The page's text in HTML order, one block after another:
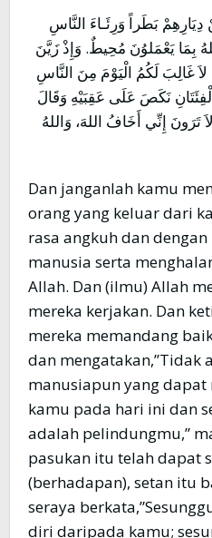
بَطَراً وَرِئَـاءَ النَّاسِ
بِمَا يَعْمَلوُنَ مُحِيطٌ. وَإِذْ زَيَّنَ
غَالِبَ لَكُمُ الْيَوْمَ مِنَ النَّاسِ
نَكَصَ عَلَى عَقِبَيْهِ وَقَالَ
تَرَونَ إِنِّي أَخَافُ اللهَ، وَاللهُ
Dan janganlah kamu
orang yang keluar dari
rasa angkuh dan
manusia serta
Allah. Dan (ilmu) Allah
mereka kerjakan. Dan
mereka memandang
dan mengatakan,”Tidak
manusiapun yang dapat
kamu pada hari ini dan
adalah pelindungmu,”
pasukan itu telah dapat
(berhadapan), setan itu
seraya
diri daripada kamu;